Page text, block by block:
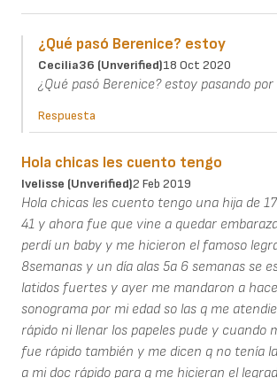
¿Qué pasó Berenice? estoy
Cecilia36 (unverified)18 Oct 2020
¿Qué pasó Berenice? estoy pasando
Respuesta
Hola chicas les cuento tengo
Ivelisse (unverified)2 Feb 2019
Hola chicas les cuento tengo una hija de
41 y ahora fue que vine a quedar
perdí un baby y me hicieron el famoso
8semanas y un día alas 5a 6 semanas se
latidos fuertes y ayer me mandaron a
sonograma por mi edad so las q me
rápido ni llenar los papeles pude y cuando
fue rápido también y me dicen q no tenía
a mi doc rápido para q me hicieran el